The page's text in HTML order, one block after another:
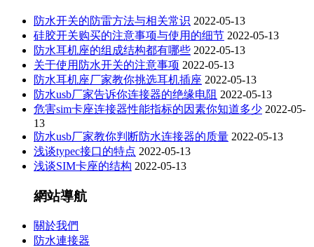
防水开关的防雷方法与相关常识 2022-05-13
硅胶开关购买的注意事项与使用的细节 2022-05-13
防水耳机座的组成结构都有哪些 2022-05-13
关于使用防水开关的注意事项 2022-05-13
防水耳机座厂家教你挑选耳机插座 2022-05-13
防水usb厂家告诉你连接器的绝缘电阻 2022-05-13
危害sim卡座连接器性能指标的因素你知道多少 2022-05-
13
防水usb厂家教你判断防水连接器的质量 2022-05-13
浅谈typec接口的特点 2022-05-13
浅谈SIM卡座的结构 2022-05-13
網站導航
關於我們
防水連接器